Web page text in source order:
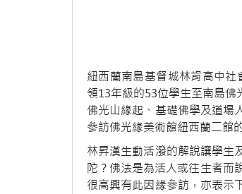
紐西蘭南島基督城林肯高中
領13年級的53位學生至南島
佛光山緣起、基礎佛學及道場
參訪佛光緣美術館紐西蘭二館
林昇漢生動活潑的解說讓學生
陀？佛法是為活人或往生者而
很高興有此因緣參訪，亦表示